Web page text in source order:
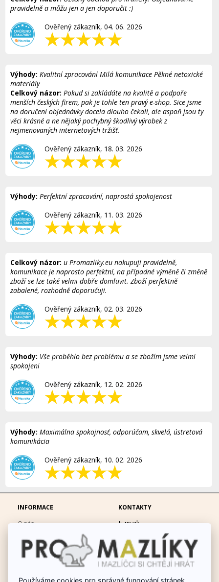
pravidelně a můžu jen a jen doporučit :)
Ověřený zákazník, 04. 06. 2026
Výhody: Kvalitní zpracování Milá komunikace Pěkné netoxické
materiály
Celkový názor: Pokud si zakládáte na kvalitě a podpoře
menších českých firem, pak je tohle ten pravý e-shop. Sice jsme
na doručení objednávky docela dlouho čekali, ale aspoň jsou ty
věci krásné a ne nějaký pochybný škodlivý výrobek z
nejmenovaných internetových tržišť.
Ověřený zákazník, 18. 03. 2026
Výhody: Perfektní zpracování, naprostá spokojenost
Ověřený zákazník, 11. 03. 2026
Celkový názor: u Promazliky.eu nakupuji pravidelně,
komunikace je naprosto perfektní, na případné výměně či změně
zboží se lze také velmi dobře domluvit. Zboží perfektně
zabalené, rozhodně doporučuji.
Ověřený zákazník, 02. 03. 2026
Výhody: Vše proběhlo bez problému a se zbožím jsme velmi
spokojeni
Ověřený zákazník, 12. 02. 2026
Výhody: Maximálna spokojnosť, odporúčam, skvelá, ústretová
komunikácia
Ověřený zákazník, 10. 02. 2026
INFORMACE
O nás
Doprava a platba
Ochrana osobních údajů
Obchodní podmínky
Fotogalerie
KONTAKTY
E-mail:
eshop@promazliky.eu
Mobil: 728677864
po-pá 9:00-19:00
Messenger:
hrackynejenprousacky
Používáme cookies pro správné fungování stránek,